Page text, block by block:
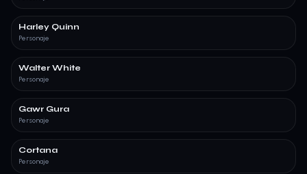
Harley Quinn
Personaje
Walter White
Personaje
Gawr Gura
Personaje
Cortana
Personaje